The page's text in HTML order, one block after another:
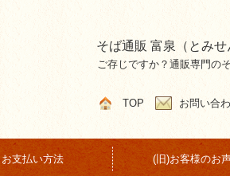
そば通販 富泉（とみせ
ご存じですか？通販専門の
TOP お問い合
お支払い方法 (旧)お客様のお